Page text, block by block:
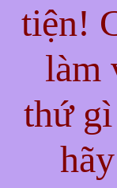
tiện!
làm
thứ